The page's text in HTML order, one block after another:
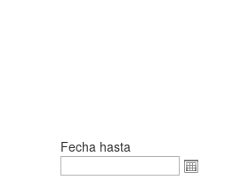
Fecha hasta